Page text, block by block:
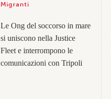
Migranti
Le Ong del soccorso in mare
si uniscono nella Justice
Fleet e interrompono le
comunicazioni con Tripoli